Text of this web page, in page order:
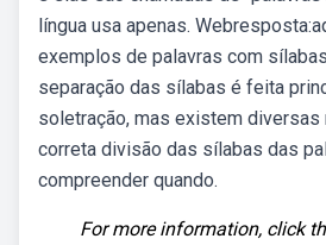
língua usa apenas.
exemplos de palavras com
separação das sílabas é feita
soletração, mas existem diversas
correta divisão das sílabas das
compreender quando.
For more information, click